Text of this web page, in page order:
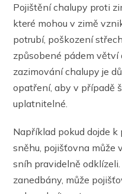
Pojištění chalupy proti
které mohou v zimě
potrubí, poškození
způsobené pádem větví
zazimování chalupy je
opatření, aby v případě
uplatnitelné.
Například pokud dojde
sněhu, pojišťovna může
sníh pravidelně
zanedbány, může